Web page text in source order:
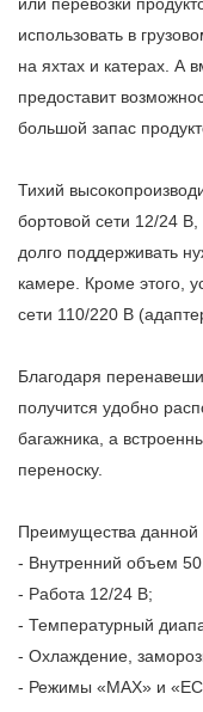
использовать в
на яхтах и катерах. А
предоставит
большой запас
Тихий
бортовой сети 12/24
долго поддерживать
камере. Кроме этого,
сети 110/220 В
Благодаря
получится удобно
багажника, а
переноску.
Преимущества данной
- Внутренний объем
- Работа 12/24 В;
- Температурный
- Охлаждение,
- Режимы «MAX» и